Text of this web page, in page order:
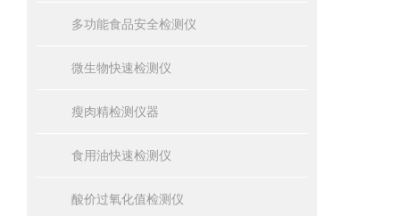
多功能食品安全检测仪
微生物快速检测仪
瘦肉精检测仪器
食用油快速检测仪
酸价过氧化值检测仪